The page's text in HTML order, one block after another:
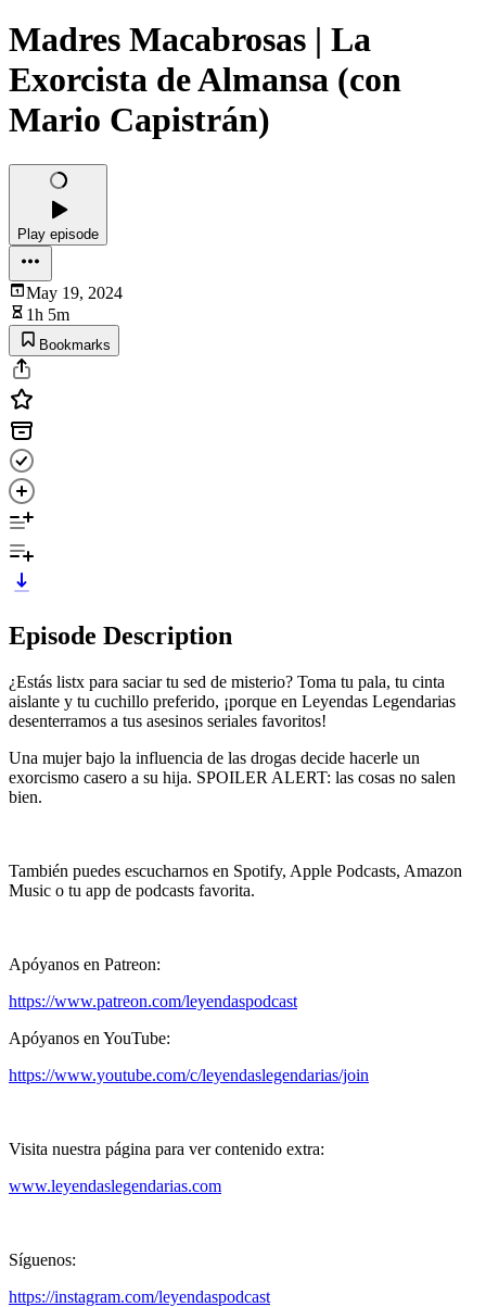
Madres Macabrosas | La
Exorcista de Almansa (con
Mario Capistrán)
Play episode
May 19, 2024
1h 5m
Bookmarks
Episode Description
¿Estás listx para saciar tu sed de misterio? Toma tu pala, tu cinta
aislante y tu cuchillo preferido, ¡porque en Leyendas Legendarias
desenterramos a tus asesinos seriales favoritos!
Una mujer bajo la influencia de las drogas decide hacerle un
exorcismo casero a su hija. SPOILER ALERT: las cosas no salen
bien.
También puedes escucharnos en Spotify, Apple Podcasts, Amazon
Music o tu app de podcasts favorita.
Apóyanos en Patreon:
https://www.patreon.com/leyendaspodcast
Apóyanos en YouTube:
https://www.youtube.com/c/leyendaslegendarias/join
Visita nuestra página para ver contenido extra:
www.leyendaslegendarias.com
Síguenos:
https://instagram.com/leyendaspodcast